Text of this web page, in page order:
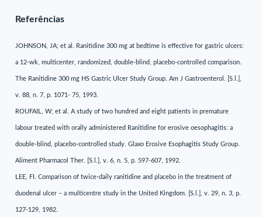
Referências
JOHNSON, JA; et al. Ranitidine 300 mg at bedtime is effective for gastric ulcers:
a 12-wk, multicenter, randomized, double-blind, placebo-controlled comparison.
The Ranitidine 300 mg HS Gastric Ulcer Study Group. Am J Gastroenterol. [S.l.],
v. 88, n. 7, p. 1071- 75, 1993.
ROUFAIL, W; et al. A study of two hundred and eight patients in premature
labour treated with orally administered Ranitidine for erosive oesophagitis: a
double-blind, placebo-controlled study. Glaxo Erosive Esophagitis Study Group.
Aliment Pharmacol Ther. [S.l.], v. 6, n. 5, p. 597-607, 1992.
LEE, FI. Comparison of twice-daily ranitidine and placebo in the treatment of
duodenal ulcer – a multicentre study in the United Kingdom. [S.l.], v. 29, n. 3, p.
127-129, 1982.